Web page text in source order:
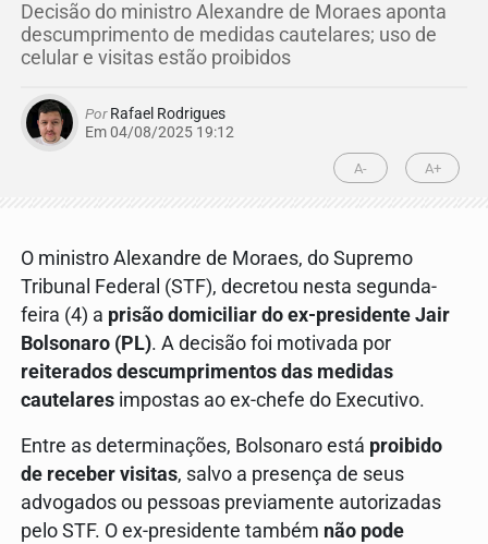
Decisão do ministro Alexandre de Moraes aponta
descumprimento de medidas cautelares; uso de
celular e visitas estão proibidos
PorRafael Rodrigues
Em 04/08/2025 19:12
A- A+
O ministro Alexandre de Moraes, do Supremo
Tribunal Federal (STF), decretou nesta segunda-
feira (4) a prisão domiciliar do ex-presidente Jair
Bolsonaro (PL). A decisão foi motivada por
reiterados descumprimentos das medidas
cautelares impostas ao ex-chefe do Executivo.
Entre as determinações, Bolsonaro está proibido
de receber visitas, salvo a presença de seus
advogados ou pessoas previamente autorizadas
pelo STF. O ex-presidente também não pode